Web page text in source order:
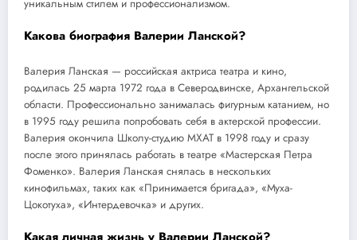
уникальным стилем и профессионализмом.
Какова биография Валерии Ланской?
Валерия Ланская — российская актриса театра и кино,
родилась 25 марта 1972 года в Северодвинске, Архангельской
области. Профессионально занималась фигурным катанием, но
в 1995 году решила попробовать себя в актерской профессии.
Валерия окончила Школу-студию МХАТ в 1998 году и сразу
после этого принялась работать в театре «Мастерская Петра
Фоменко». Валерия Ланская снялась в нескольких
кинофильмах, таких как «Принимается бригада», «Муха-
Цокотуха», «Интердевочка» и других.